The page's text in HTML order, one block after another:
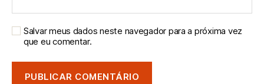
Salvar meus dados neste navegador para a próxima vez
que eu comentar.